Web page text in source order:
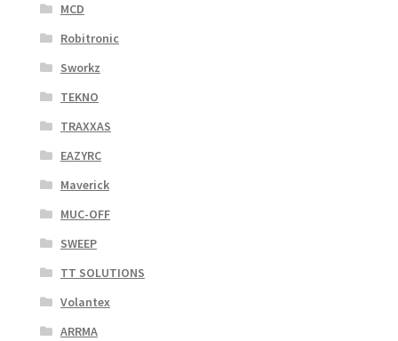
MCD
Robitronic
Sworkz
TEKNO
TRAXXAS
EAZYRC
Maverick
MUC-OFF
SWEEP
TT SOLUTIONS
Volantex
ARRMA